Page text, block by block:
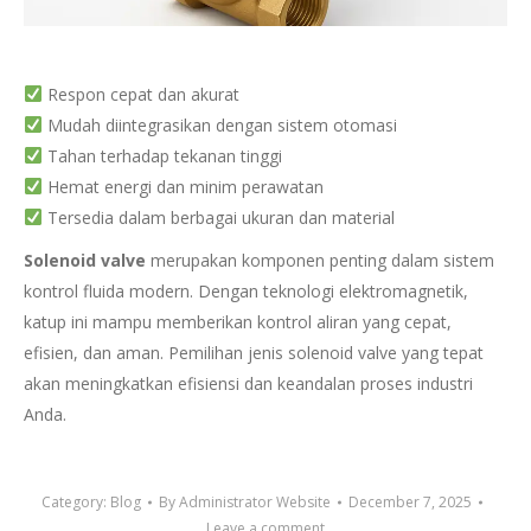
Respon cepat dan akurat
Mudah diintegrasikan dengan sistem otomasi
Tahan terhadap tekanan tinggi
Hemat energi dan minim perawatan
Tersedia dalam berbagai ukuran dan material
Solenoid valve merupakan komponen penting dalam sistem
kontrol fluida modern. Dengan teknologi elektromagnetik,
katup ini mampu memberikan kontrol aliran yang cepat,
efisien, dan aman. Pemilihan jenis solenoid valve yang tepat
akan meningkatkan efisiensi dan keandalan proses industri
Anda.
Category: Blog ByAdministrator Website
December 7, 2025